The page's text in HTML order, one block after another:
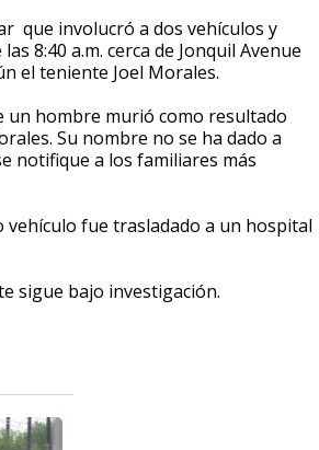
que involucró a dos vehículos y
8:40 a.m. cerca de Jonquil Avenue
el teniente Joel Morales.
un hombre murió como resultado
Su nombre no se ha dado a
notifique a los familiares más
vehículo fue trasladado a un hospital
sigue bajo investigación.